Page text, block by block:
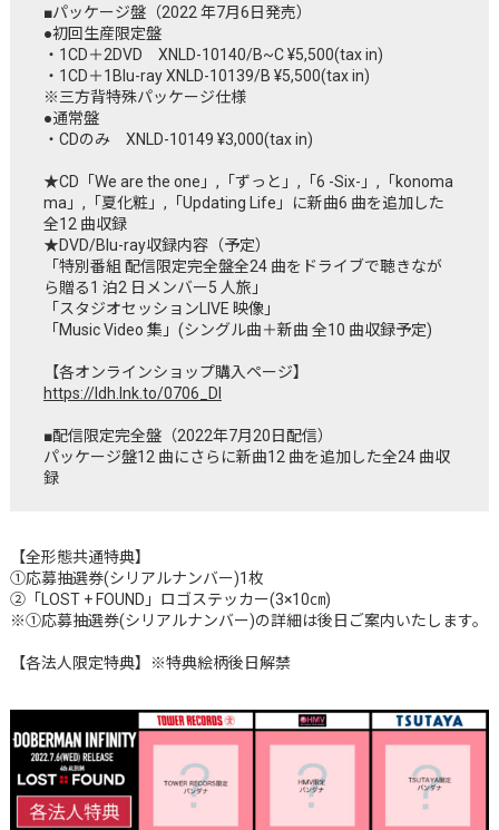
■パッケージ盤（2022 年7月6日発売）
●初回生産限定盤
・1CD＋2DVD XNLD-10140/B~C ¥5,500(tax in)
・1CD＋1Blu-ray XNLD-10139/B ¥5,500(tax in)
※三方背特殊パッケージ仕様
●通常盤
・CDのみ XNLD-10149 ¥3,000(tax in)
★CD「We are the one」,「ずっと」,「6 -Six-」,「konoma
ma」,「夏化粧」,「Updating Life」に新曲6 曲を追加した
全12 曲収録
★DVD/Blu-ray収録内容（予定）
「特別番組 配信限定完全盤全24 曲をドライブで聴きなが
ら贈る1 泊2 日メンバー5 人旅」
「スタジオセッションLIVE 映像」
「Music Video 集」(シングル曲＋新曲 全10 曲収録予定)
【各オンラインショップ購入ページ】
https://ldh.lnk.to/0706_DI
■配信限定完全盤（2022年7月20日配信）
パッケージ盤12 曲にさらに新曲12 曲を追加した全24 曲収
録
【全形態共通特典】
①応募抽選券(シリアルナンバー)1枚
②「LOST + FOUND」ロゴステッカー(3×10㎝)
※①応募抽選券(シリアルナンバー)の詳細は後日ご案内いたします。
【各法人限定特典】※特典絵柄後日解禁